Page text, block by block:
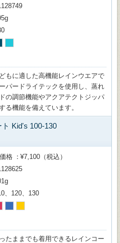
もに適した高機能レインウエアで
パードライテックを使用し、蒸れ
の調節機能やアクアテクトジッパ
る機能を備えています。
Kid's 100-130
格
¥7,100（税込）
、120、130
たままでも着用できるレインコー